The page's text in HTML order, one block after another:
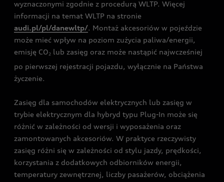
wyznaczonymi zgodnie z procedurą WLTP. Więcej
informacji na temat WLTP na stronie
audi.pl/pl/danewltp/. Montaż akcesoriów w pojeździe
może mieć wpływ na poziom zużycia paliwa/energii,
emisję CO2 lub zasięg oraz może nastąpić najwcześniej
po pierwszej rejestracji pojazdu, wyłącznie na Państwa
życzenie.
Zasięg dla samochodów elektrycznych lub zasięg w
trybie elektrycznym dla hybryd typu Plug-In może się
różnić w zależności od wersji i wyposażenia oraz
zamontowanych akcesoriów. W praktyce rzeczywisty
zasięg różni się w zależności od stylu jazdy, prędkości,
korzystania z dodatkowych odbiorników energii,
temperatury zewnętrznej, liczby pasażerów, obciążenia